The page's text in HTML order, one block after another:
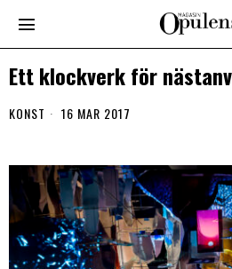
Ett klockverk för
KONST 16 MAR 2017